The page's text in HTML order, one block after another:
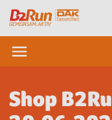
Shop